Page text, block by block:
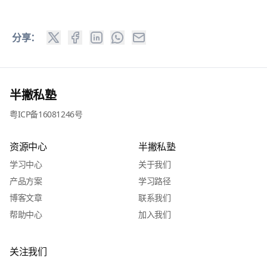
分享：
半撇私塾
粤ICP备16081246号
资源中心
学习中心
产品方案
博客文章
帮助中心
半撇私塾
关于我们
学习路径
联系我们
加入我们
关注我们